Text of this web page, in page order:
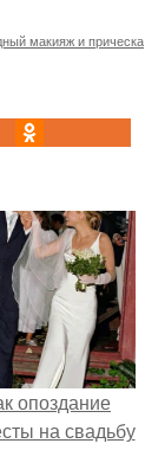
макияж и прическа
опоздание
на свадьбу